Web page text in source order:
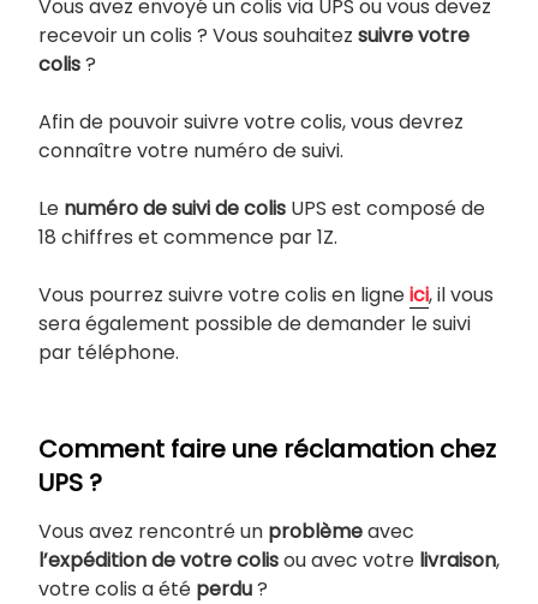
Vous avez envoyé un colis via UPS ou vous devez
recevoir un colis ? Vous souhaitez suivre votre
colis?
Afin de pouvoir suivre votre colis, vous devrez
connaître votre numéro de suivi.
Le numéro de suivi de colis UPS est composé de
18 chiffres et commence par 1Z.
Vous pourrez suivre votre colis en ligneici, il vous
sera également possible de demander le suivi
par téléphone.
Comment faire une réclamation chez
UPS ?
Vous avez rencontré un problèmeavec
l’expédition de votre colisou avec votre livraison,
votre colis a été perdu?